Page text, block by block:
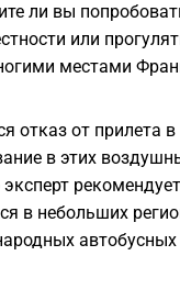
ли вы
или
местами
отказ от прилета
в этих
в небольших